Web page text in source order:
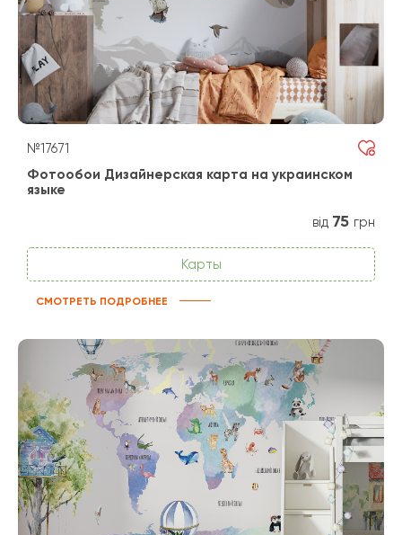
№17671
Фотообои Дизайнерская карта на украинском
языке
від 75 грн
Карты
СМОТРЕТЬ ПОДРОБНЕЕ